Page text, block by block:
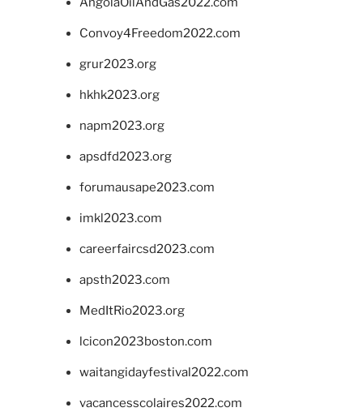
Convoy4Freedom2022.com
grur2023.org
hkhk2023.org
napm2023.org
apsdfd2023.org
forumausape2023.com
imkl2023.com
careerfaircsd2023.com
apsth2023.com
MedItRio2023.org
lcicon2023boston.com
waitangidayfestival2022.com
vacancesscolaires2022.com